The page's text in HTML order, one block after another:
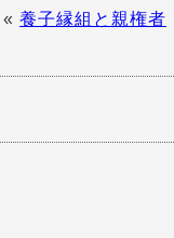
« 養子縁組と親権者